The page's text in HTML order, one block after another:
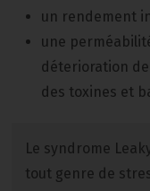
un rendement
une
déterioration
des toxines et
Le syndrome
tout genre de